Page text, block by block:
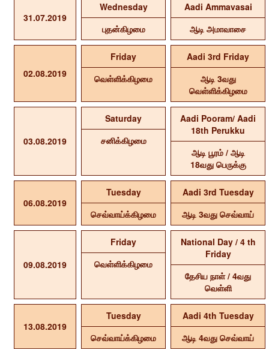
31.07.2019
Wednesday
புதன்கிழமை
Aadi Ammavasai
ஆடி அமாவாசை
02.08.2019
Friday
வெள்ளிக்கிழமை
Aadi 3rd Friday
ஆடி 3வது
வெள்ளிக்கிழமை
03.08.2019
Saturday
சனிக்கிழமை
Aadi Pooram/ Aadi
18th Perukku
ஆடி பூரம் / ஆடி
18வது பெருக்கு
06.08.2019
Tuesday
செவ்வாய்க்கிழமை
Aadi 3rd Tuesday
ஆடி 3வது செவ்வாய்
09.08.2019
Friday
வெள்ளிக்கிழமை
National Day / 4 th
Friday
தேசிய நாள் / 4வது
வெள்ளி
13.08.2019
Tuesday
செவ்வாய்க்கிழமை
Aadi 4th Tuesday
ஆடி 4வது செவ்வாய்